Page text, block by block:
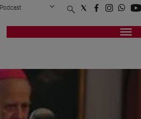
Podcast